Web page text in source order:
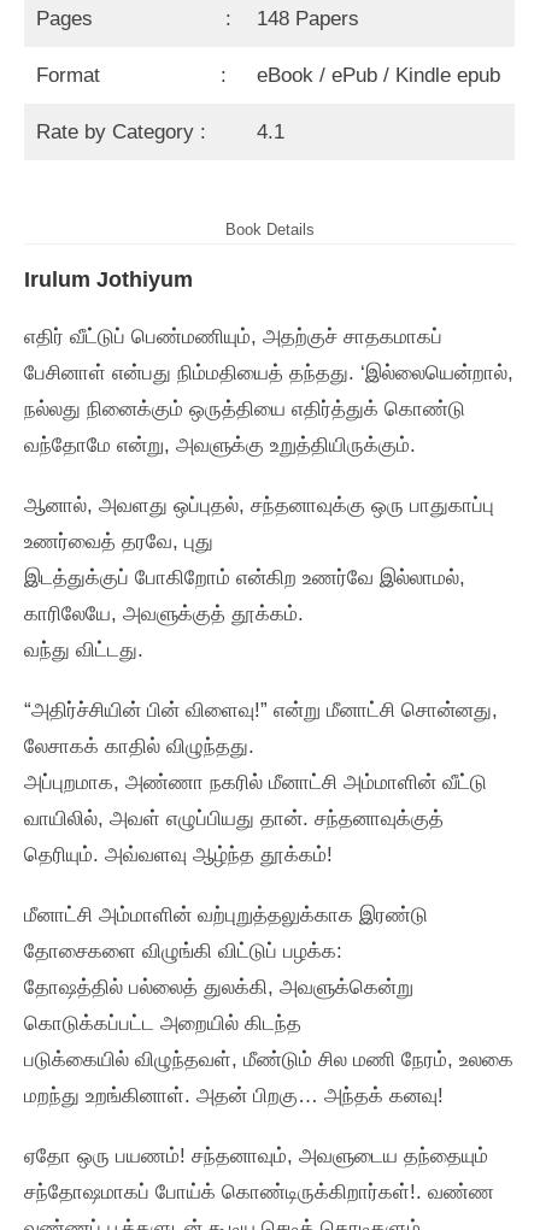
Pages : 148 Papers
Format : eBook / ePub / Kindle epub
Rate by Category : 4.1
Book Details
Irulum Jothiyum
எதிர்‌ வீட்டுப்‌ பெண்மணியும்‌, அதற்குச்‌ சாதகமாகப்‌
பேசினாள்‌ என்பது நிம்மதியைத்‌ தந்தது. ‘இல்லையென்றால்‌,
நல்லது நினைக்கும்‌ ஒருத்தியை எதிர்த்துக்‌ கொண்டு
வந்தோமே என்று, அவளுக்கு உறுத்தியிருக்கும்‌.
ஆனால்‌, அவளது ஒப்புதல்‌, சந்தனாவுக்கு ஒரு பாதுகாப்பு
உணர்வைத்‌ தரவே, புது
இடத்துக்குப்‌ போகிறோம்‌ என்கிற உணர்வே இல்லாமல்‌,
காரிலேயே, அவளுக்குத்‌ தூக்கம்‌.
வந்து விட்டது.
“அதிர்ச்சியின்‌ பின்‌ விளைவு!” என்று மீனாட்சி சொன்னது,
லேசாகக்‌ காதில்‌ விழுந்தது.
அப்புறமாக, அண்ணா நகரில்‌ மீனாட்சி அம்மாளின்‌ வீட்டு
வாயிலில்‌, அவள்‌ எழுப்பியது தான்‌. சந்தனாவுக்குத்‌
தெரியும்‌. அவ்வளவு ஆழ்ந்த தூக்கம்‌!
மீனாட்சி அம்மாளின்‌ வற்புறுத்தலுக்காக இரண்டு
தோசைகளை விழுங்கி விட்டுப்‌ பழக்க:
தோஷத்தில்‌ பல்லைத்‌ துலக்கி, அவளுக்கென்று
கொடுக்கப்பட்ட அறையில்‌ கிடந்த
படுக்கையில்‌ விழுந்தவள்‌, மீண்டும்‌ சில மணி நேரம்‌, உலகை
மறந்து உறங்கினாள்‌. அதன்‌ பிறகு… அந்தக்‌ கனவு!
ஏதோ ஒரு பயணம்‌! சந்தனாவும்‌, அவளுடைய தந்தையும்‌
சந்தோஷமாகப்‌ போய்க்‌ கொண்டிருக்கிறார்கள்‌!. வண்ண